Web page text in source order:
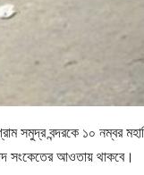
সমুদ্র বন্দরকে ১০ নম্বর
সংকেতের আওতায় থাকবে।